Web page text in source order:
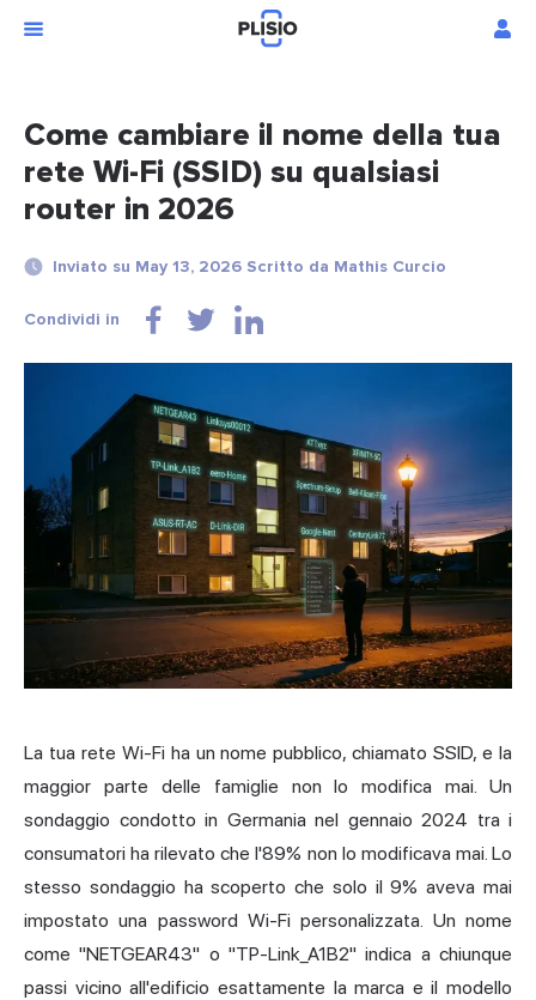
Come cambiare il nome della tua
rete Wi-Fi (SSID) su qualsiasi
router in 2026
Inviato su May 13, 2026 Scritto da Mathis Curcio
Condividi in
La tua rete Wi-Fi ha un nome pubblico, chiamato SSID, e la
maggior parte delle famiglie non lo modifica mai. Un
sondaggio condotto in Germania nel gennaio 2024 tra i
consumatori ha rilevato che l'89% non lo modificava mai. Lo
stesso sondaggio ha scoperto che solo il 9% aveva mai
impostato una password Wi-Fi personalizzata. Un nome
come "NETGEAR43" o "TP-Link_A1B2" indica a chiunque
passi vicino all'edificio esattamente la marca e il modello